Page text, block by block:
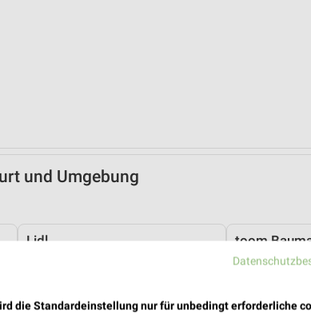
und Umgebung
Lidl toom
die Standardeinstellung nur für unbedingt erforderliche